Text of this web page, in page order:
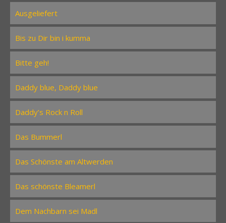
Ausgeliefert
Bis zu Dir bin i kumma
Bitte geh!
Daddy blue, Daddy blue
Daddy’s Rock n Roll
Das Bummerl
Das Schönste am Altwerden
Das schönste Bleamerl
Dem Nachbarn sei Madl